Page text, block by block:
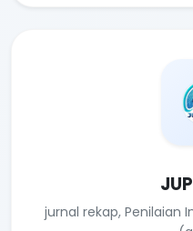
jurnal rekap, Penilaian